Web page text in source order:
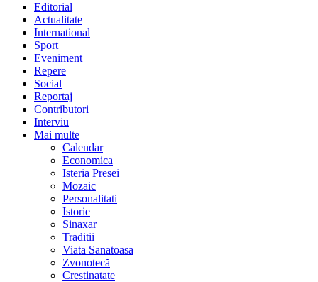
Editorial
Actualitate
International
Sport
Eveniment
Repere
Social
Reportaj
Contributori
Interviu
Mai multe
Calendar
Economica
Isteria Presei
Mozaic
Personalitati
Istorie
Sinaxar
Traditii
Viata Sanatoasa
Zvonotecă
Crestinatate